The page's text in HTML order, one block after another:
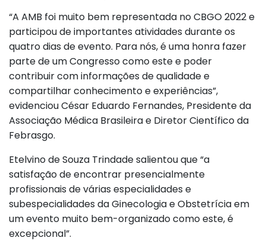
“A AMB foi muito bem representada no CBGO 2022 e
participou de importantes atividades durante os
quatro dias de evento. Para nós, é uma honra fazer
parte de um Congresso como este e poder
contribuir com informações de qualidade e
compartilhar conhecimento e experiências”,
evidenciou César Eduardo Fernandes, Presidente da
Associação Médica Brasileira e Diretor Científico da
Febrasgo.
Etelvino de Souza Trindade salientou que “a
satisfação de encontrar presencialmente
profissionais de várias especialidades e
subespecialidades da Ginecologia e Obstetrícia em
um evento muito bem-organizado como este, é
excepcional”.